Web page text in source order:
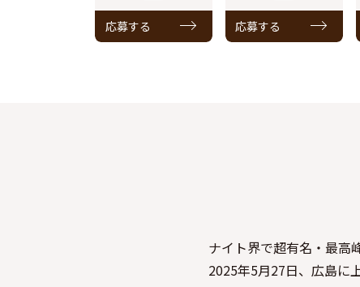
応募する 応募する
ナイト界で超有名・最
2025年5月27日、広島に